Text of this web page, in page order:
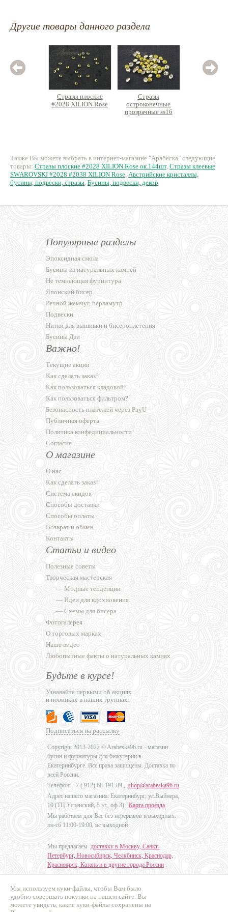
Мы используем куки-файлы, чтобы Вам было
удобно совершать покупки на нашем сайте. Вы
можете увидеть, какие куки-файлы сохранены на
Другие товары данного раздела
Стразы плоские
#2028 XILION Rose
Стразы
остроконечные
прозрачные ss16
Также Вы можете выбрать в интернет-магазине "Арабеска" следующие
товары: Стразы плоские #2028 XILION Rose ок.144шт, Стразы клеевые
SWAROVSKI #2028 #2038 XILION Rose, Австрийские кристаллы,
бусины, подвески, стразы, Бусины, подвески, декор
Популярные разделы
Эпоксидная смола
Бусины из натуральных камней
Не темнеющая фурнитура
Японский бисер
Речной жемчуг, перламутр
Подвески
Нитки для вышивки и бисероплетения
Бусины Дзи
Важно!
Текущие акции
Как сделать заказ?
Как пользоваться кладовой?
Как пользоваться фильтром?
Безопасность платежей через PayU
Публичная оферта
Политика конфедициальности
Согласие
О магазине
О нас
Как сделать заказ?
Система скидок
Способы доставки
Способы оплаты
Возврат и обмен
Контакты
Статьи и видео
Полезные советы
Творческая мастерская
— Модные тенденции
— Идеи для вдохновения
— Схемы для бисера
Фотогалерея
О торговых марках
Наше видео
Любопытные факты о натуральных камнях
Будьте в курсе!
Узнавайте первыми об акциях
и новинках в наших группах:
Подписаться на рассылку
Copyright 2013-2022 © Arabeska96.ru - магазин
бусин и фурнитуры для бижутерии в
Екатеринбурге. Все права защищены. Доставка по
всей России.
Телефон: +7 ( 912) 68-191-89 , shop@arabeska96.ru
Адрес нашего магазина: Екатеринбург, ул.Выйнера,
10 (ТЦ Успенский, 5 эт., оф.3). Карта проезда
Мы работаем для Вас без перерывов и выходных:
пн-сб 11:00-19:00, вс выходной
Мы предлагаем доставку в Москву, Санкт-
Петербург, Новосибирск, Челябинск, Краснодар,
Красноярск, Казань и в другие города России .
Дизайн - Наталья Мальцева
Продвижение сайтов